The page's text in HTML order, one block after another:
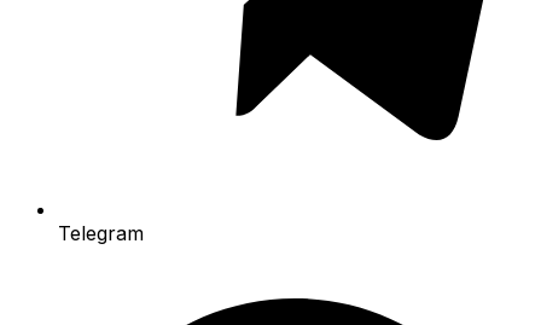
Telegram